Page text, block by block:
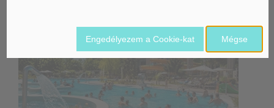
Mégse
Engedélyezem a Cookie-kat